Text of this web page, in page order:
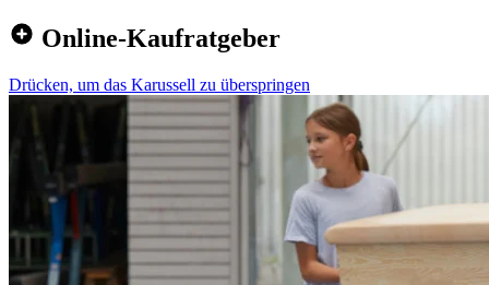
Online-Kaufratgeber
Drücken, um das Karussell zu überspringen